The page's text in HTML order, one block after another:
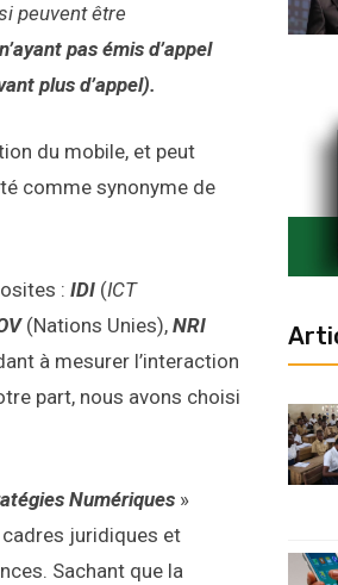
peuvent être
n’ayant pas émis d’appel
plus d’appel).
du mobile, et peut
comme synonyme de
: IDI (ICT
(Nations Unies), NRI
à mesurer l’interaction
part, nous avons choisi
Numériques »
juridiques et
Sachant que la